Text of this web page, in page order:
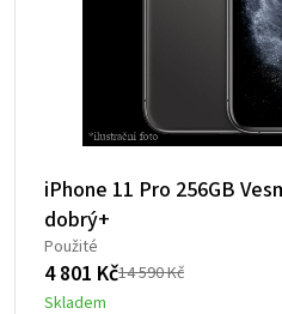
iPhone 11 Pro 256GB
dobrý+
Použité
14 590Kč
Původní
4 801 Kč
Aktuální
Skladem